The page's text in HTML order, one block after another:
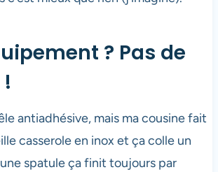
? Pas de
antiadhésive, mais ma cousine fait
casserole en inox et ça colle un
spatule ça finit toujours par